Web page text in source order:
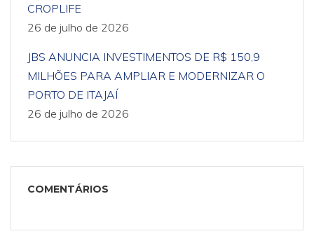
CROPLIFE
26 de julho de 2026
JBS ANUNCIA INVESTIMENTOS DE R$ 150,9
MILHÕES PARA AMPLIAR E MODERNIZAR O
PORTO DE ITAJAÍ
26 de julho de 2026
COMENTÁRIOS